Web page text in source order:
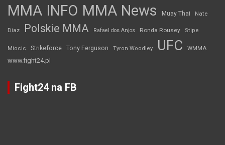
MMA INFO MMA News Muay Thai Nate
Diaz Polskie MMA Rafael dos Anjos Ronda Rousey Stipe
Miocic Strikeforce Tony Ferguson Tyron Woodley UFC WMMA
www.fight24.pl
Fight24 na FB